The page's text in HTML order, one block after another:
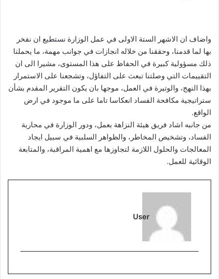
واضاف ان الاشهر الستة الاولى في عمل الوزارة نستطيع ان نفخر
بها لما قدمنا، وحققنا من خلاله انجازات في جوانب مهمة، ما يحملنا
ذلك مسؤولية كبيرة في الحفاظ على هذا المستوى، مشيرا الى ان
التقييمات التي وصلتنا تبعث على التفاؤل، وتشجعنا على الاستمرار
بهذا النهج، والوتيرة في العمل، موجها بان يكون التقرير المقدم بشأن
ستراتيجية مكافحة الفساد انعكاسا تاما على ما موجود في ارض
الواقع.
من جانبه اشاد فريق هيئة النزاهة بعمل، ودور الوزارة في محاربة
الفساد، وتشخيص المخاطر، والظواهر السلبية في سبيل ايجاد
المعالجات والحلول اللازمة لتجاوزها مع اهمية المراقبة، والمتابعة
الوقائية للعمل.
User